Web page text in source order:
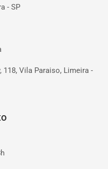
- SP
118, Vila Paraiso, Limeira -